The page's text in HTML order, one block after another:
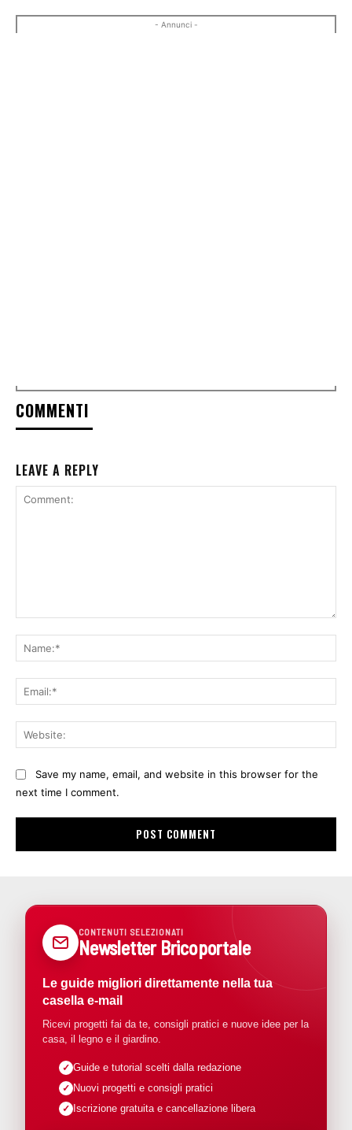
- Annunci -
COMMENTI
LEAVE A REPLY
Save my name, email, and website in this browser for the
next time I comment.
CONTENUTI SELEZIONATI
Newsletter Bricoportale
Le guide migliori direttamente nella tua
casella e-mail
Ricevi progetti fai da te, consigli pratici e nuove idee per la
casa, il legno e il giardino.
Guide e tutorial scelti dalla redazione
Nuovi progetti e consigli pratici
Iscrizione gratuita e cancellazione libera